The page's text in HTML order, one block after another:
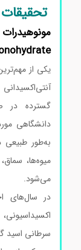
تحقیقات
Monohydrate)
یکی از
آنتی‌اکسیدانی
گسترده در
دانشگاهی مورد
به‌طور طبیعی
میوه‌ها، سماق،
می‌شود.
در سال‌های
سرطانی اسید